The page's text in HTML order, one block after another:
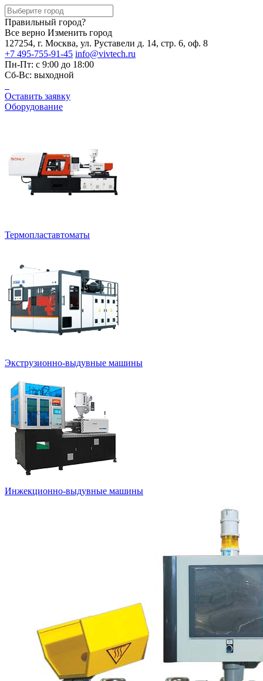
Правильный город?
Все верно Изменить город
127254, г. Москва, ул. Руставели д. 14, стр. 6, оф. 8
+7 495-755-91-45 info@vivtech.ru
Пн-Пт: с 9:00 до 18:00
Сб-Вс: выходной
Оставить заявку
Оборудование
Термопластавтоматы
Экструзионно-выдувные машины
Инжекционно-выдувные машины